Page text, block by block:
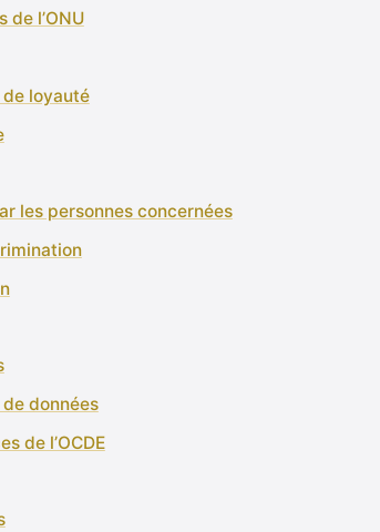
de l’ONU
loyauté
les personnes concernées
données
de l’OCDE